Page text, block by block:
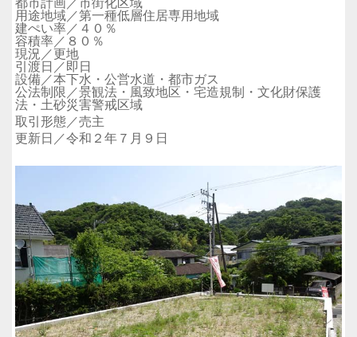
都市計画／市街化区域
用途地域／第一種低層住居専用地域
建ぺい率／４０％
容積率／８０％
現況／更地
引渡日／即日
設備／本下水・公営水道・都市ガス
公法制限／景観法・風致地区・宅造規制・文化財保護
法・土砂災害警戒区域
取引形態／売主
更新日／令和２年７月９日